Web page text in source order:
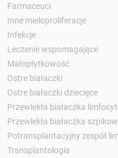
Farmaceuci
Inne mieloproliferacje
Infekcje
Leczenie wspomagające
Małopłytkowość
Ostre białaczki
Ostre białaczki dziecięce
Przewlekła białaczka
Przewlekła białaczka
Potransplantacyjny zespół
Transplantologia